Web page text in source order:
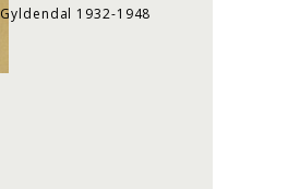
Gyldendal 1932-1948